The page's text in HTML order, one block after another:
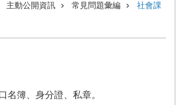
主動公開資訊 常見問題彙編 社會課
名簿、身分證、私章。